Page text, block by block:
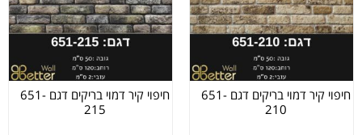
חיפוי קיר דמוי בריקים דגם 651-
210
חיפוי קיר דמוי בריקים דגם 651-
215